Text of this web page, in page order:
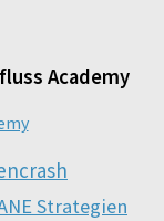
Academy
Strategien